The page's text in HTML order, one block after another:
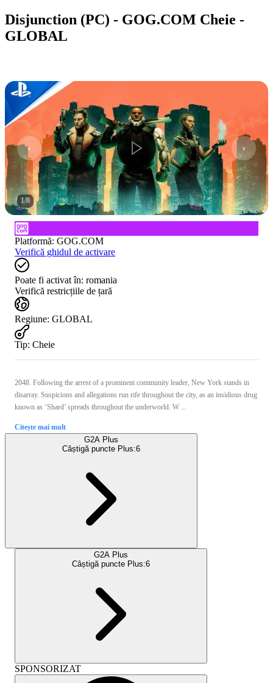
Disjunction (PC) - GOG.COM Cheie -
GLOBAL
1/8
Platformă: GOG.COM
Verifică ghidul de activare
Poate fi activat în: romania
Verifică restricțiile de țară
Regiune: GLOBAL
Tip: Cheie
2048. Following the arrest of a prominent community leader, New York stands in
disarray. Suspicions and allegations run rife throughout the city, as an insidious drug
known as ‘Shard’ spreads throughout the underworld. W ...
Citește mai mult
G2A Plus
Câștigă puncte Plus:6
G2A Plus
Câștigă puncte Plus:6
SPONSORIZAT